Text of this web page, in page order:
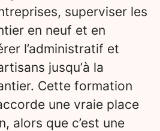
superviser les
en neuf et en
l’administratif et
jusqu’à la
Cette formation
une vraie place
alors que c’est une